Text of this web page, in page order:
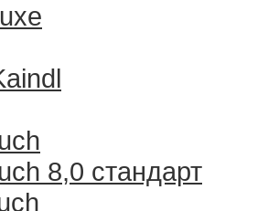
8,0 стандарт